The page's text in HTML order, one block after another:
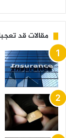
مقالات قد